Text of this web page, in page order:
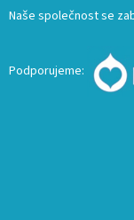
Naše společnost se
Podporujeme: